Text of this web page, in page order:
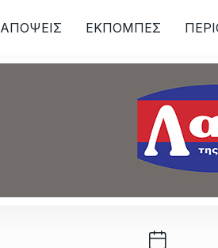
ΑΠΟΨΕΙΣ ΕΚΠΟΜΠΕΣ